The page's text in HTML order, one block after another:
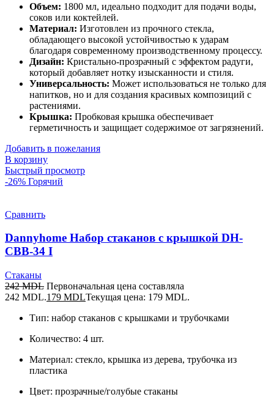
Объем: 1800 мл, идеально подходит для подачи воды,
соков или коктейлей.
Материал: Изготовлен из прочного стекла,
обладающего высокой устойчивостью к ударам
благодаря современному производственному процессу.
Дизайн: Кристально-прозрачный с эффектом радуги,
который добавляет нотку изысканности и стиля.
Универсальность: Может использоваться не только для
напитков, но и для создания красивых композиций с
растениями.
Крышка: Пробковая крышка обеспечивает
герметичность и защищает содержимое от загрязнений.
Добавить в пожелания
В корзину
Быстрый просмотр
-26% Горячий
Сравнить
Dannyhome Набор стаканов с крышкой DH-
CBB-34 I
Стаканы
242MDL Первоначальная цена составляла
242 MDL.179 MDLТекущая цена: 179 MDL.
Тип: набор стаканов с крышками и трубочками
Количество: 4 шт.
Материал: стекло, крышка из дерева, трубочка из
пластика
Цвет: прозрачные/голубые стаканы